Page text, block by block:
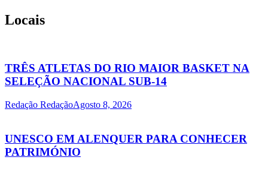
Locais
TRÊS ATLETAS DO RIO MAIOR BASKET NA
SELEÇÃO NACIONAL SUB-14
Redação RedaçãoAgosto 8, 2026
UNESCO EM ALENQUER PARA CONHECER
PATRIMÓNIO